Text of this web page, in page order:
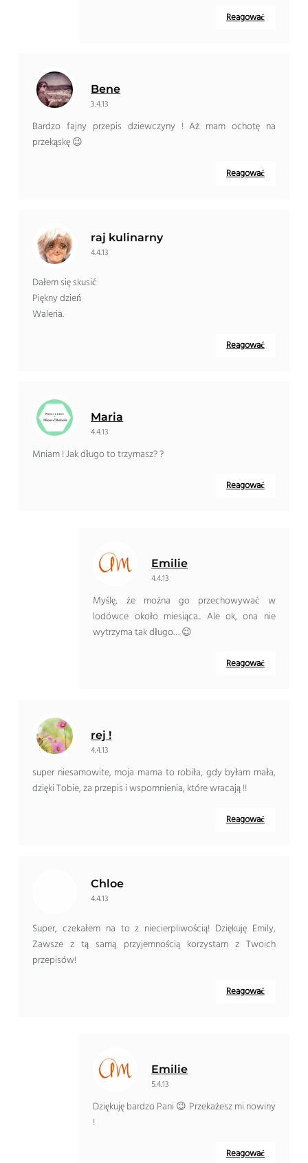
Reagować
Bene
3.4.13
Bardzo fajny przepis dziewczyny ! Aż mam ochotę na
przekąskę 😉
Reagować
raj kulinarny
4.4.13
Dałem się skusić
Piękny dzień
Waleria.
Reagować
Maria
4.4.13
Mniam ! Jak długo to trzymasz? ?
Reagować
Emilie
4.4.13
Myślę, że można go przechowywać w
lodówce około miesiąca.. Ale ok, ona nie
wytrzyma tak długo… 😉
Reagować
rej !
4.4.13
super niesamowite, moja mama to robiła, gdy byłam mała,
dzięki Tobie, za przepis i wspomnienia, które wracają !!
Reagować
Chloe
4.4.13
Super, czekałem na to z niecierpliwością! Dziękuję Emily,
Zawsze z tą samą przyjemnością korzystam z Twoich
przepisów!
Reagować
Emilie
5.4.13
Dziękuję bardzo Pani 😉 Przekażesz mi nowiny
!
Reagować